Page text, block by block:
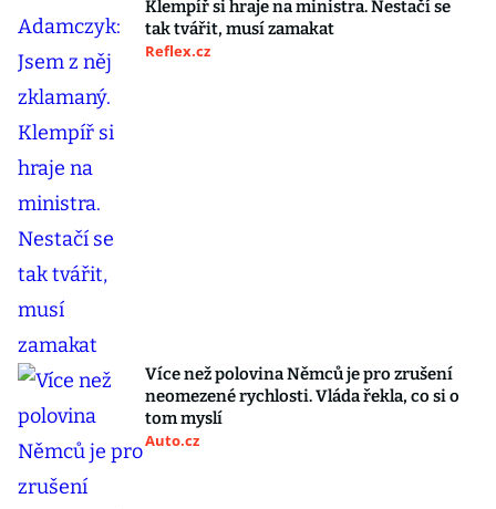
Klempíř si hraje na ministra. Nestačí se
tak tvářit, musí zamakat
Reflex.cz
Více než polovina Němců je pro zrušení
neomezené rychlosti. Vláda řekla, co si o
tom myslí
Auto.cz